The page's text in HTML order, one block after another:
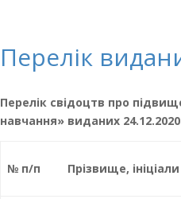
Перелік
Перелік свідоцтв про
навчання» виданих 24.12.2020
№ п/п Прізвище, ініціали